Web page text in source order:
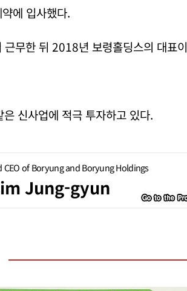
에 입사했다.
무한 뒤 2018년 보령홀딩스의 대표
신사업에 적극 투자하고 있다.
CEO of Boryung and Boryung Holdings
Jung-gyun